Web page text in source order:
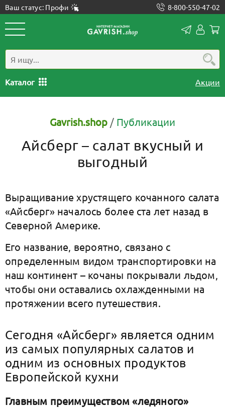
Ваш статус: Профи 8-800-550-47-02
Каталог Акции
Gavrish.shop / Публикации
Айсберг – салат вкусный и
выгодный
Выращивание хрустящего кочанного салата
«Айсберг» началось более ста лет назад в
Северной Америке.
Его название, вероятно, связано с
определенным видом транспортировки на
наш континент – кочаны покрывали льдом,
чтобы они оставались охлажденными на
протяжении всего путешествия.
Сегодня «Айсберг» является одним
из самых популярных салатов и
одним из основных продуктов
Европейской кухни
Главным преимуществом «ледяного»